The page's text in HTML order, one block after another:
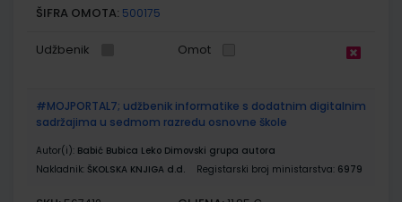
ŠIFRA OMOTA: 500175
Udžbenik Omot
#MOJPORTAL7; udžbenik informatike s dodatnim digitalnim
sadržajima u sedmom razredu osnovne škole
Autor(i): Babić Bubica Leko Dimovski grupa autora
Nakladnik: ŠKOLSKA KNJIGA d.d. Registarski broj ministarstva: 6979